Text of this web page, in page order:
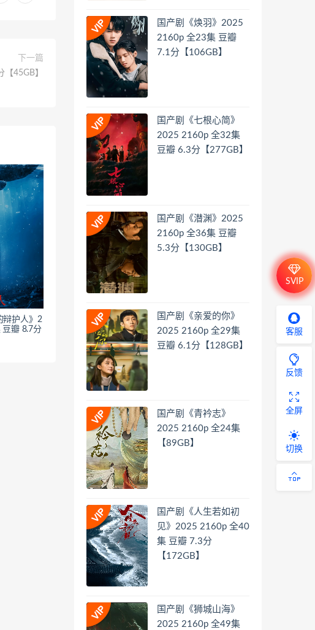
下一篇
45GB】
辩护人》2
豆瓣 8.7分
国产剧《焕羽》2025
2160p 全23集 豆瓣
7.1分【106GB】
国产剧《七根心简》
2025 2160p 全32集
豆瓣 6.3分【277GB】
国产剧《潜渊》2025
2160p 全36集 豆瓣
5.3分【130GB】
国产剧《亲爱的你》
2025 2160p 全29集
豆瓣 6.1分【128GB】
国产剧《青衿志》
2025 2160p 全24集
【89GB】
国产剧《人生若如初
见》2025 2160p 全40
集 豆瓣 7.3分
【172GB】
国产剧《狮城山海》
2025 2160p 全49集
SVIP
客服
反馈
全屏
切换